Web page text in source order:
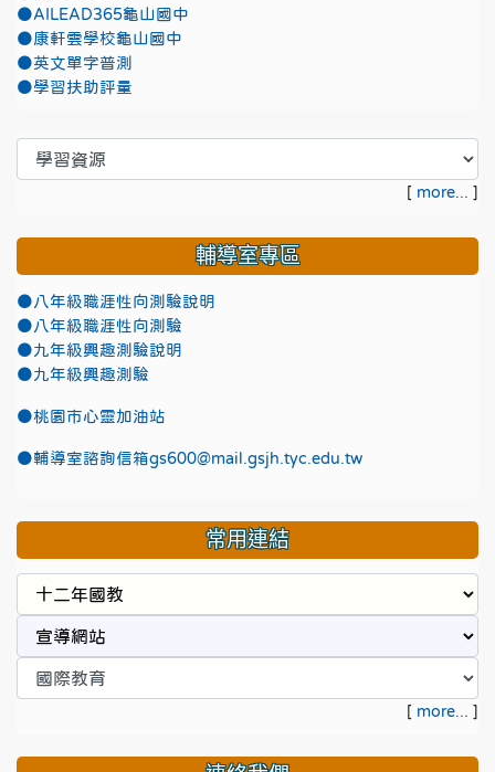
●AILEAD365龜山國中
●康軒雲學校龜山國中
●英文單字普測
●學習扶助評量
[ more... ]
輔導室專區
●八年級職涯性向測驗說明
●八年級職涯性向測驗
●九年級興趣測驗說明
●九年級興趣測驗
●桃園市心靈加油站
●輔導室諮詢信箱gs600@mail.gsjh.tyc.edu.tw
常用連結
[ more... ]